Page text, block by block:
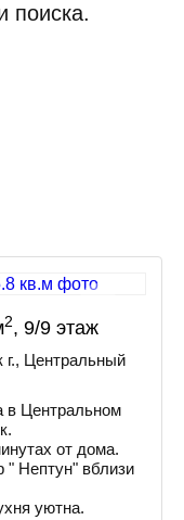
поиска.
2, 9/9 этаж
г., Центральный
в Центральном
от дома.
" Нептун" вблизи
уютна.